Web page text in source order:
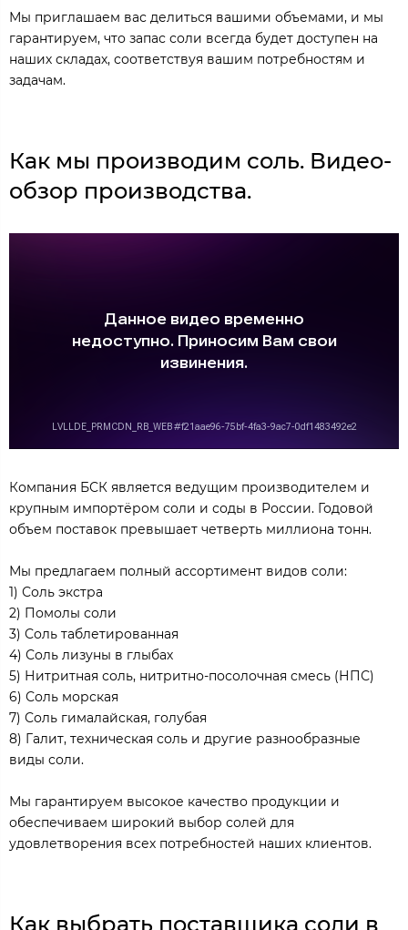
Мы приглашаем вас делиться вашими объемами, и мы
гарантируем, что запас соли всегда будет доступен на
наших складах, соответствуя вашим потребностям и
задачам.
Как мы производим соль. Видео-
обзор производства.
Компания БСК является ведущим производителем и
крупным импортёром соли и соды в России. Годовой
объем поставок превышает четверть миллиона тонн.
Мы предлагаем полный ассортимент видов соли:
1) Соль экстра
2) Помолы соли
3) Соль таблетированная
4) Соль лизуны в глыбах
5) Нитритная соль, нитритно-посолочная смесь (НПС)
6) Соль морская
7) Соль гималайская, голубая
8) Галит, техническая соль и другие разнообразные
виды соли.
Мы гарантируем высокое качество продукции и
обеспечиваем широкий выбор солей для
удовлетворения всех потребностей наших клиентов.
Как выбрать поставщика соли в